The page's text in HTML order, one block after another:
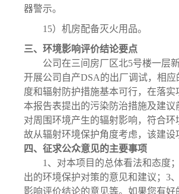
器警示。
15）机房配备灭火用品。
三、环境影响评价结论要点
公司在三间房厂区北5号楼一层
开展公司自产DSA的出厂调试， 相应
度和辐射防护措施基本可行，在落实
本报告表提出的污染防治措施及建议
对周围环境产生的辐射影响，符合环
故从辐射环境保护角度考虑，该建设
四、征求公众意见的主要事项
1 、对本项目的总体看法和态度；
出的环境保护对策的意见和建议； 3
影响评价结论的意见等。如果您有好